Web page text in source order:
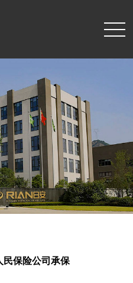
保险公司承保